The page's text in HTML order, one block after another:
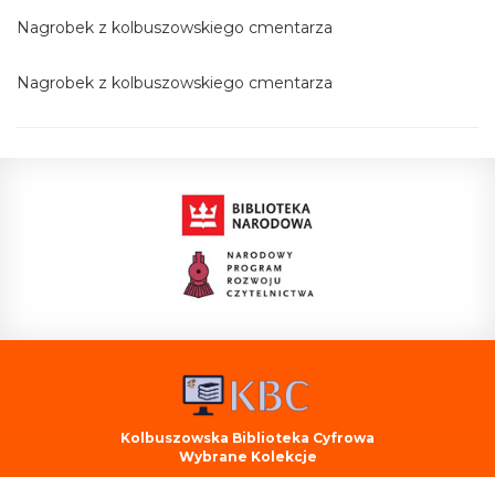
Nagrobek z kolbuszowskiego cmentarza
Nagrobek z kolbuszowskiego cmentarza
Kolbuszowska Biblioteka Cyfrowa
Wybrane Kolekcje